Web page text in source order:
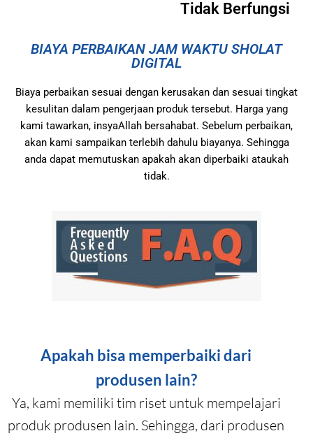
Tidak Berfungsi
BIAYA PERBAIKAN JAM WAKTU SHOLAT
DIGITAL
Biaya perbaikan sesuai dengan kerusakan dan sesuai tingkat
kesulitan dalam pengerjaan produk tersebut. Harga yang
kami tawarkan, insyaAllah bersahabat. Sebelum perbaikan,
akan kami sampaikan terlebih dahulu biayanya. Sehingga
anda dapat memutuskan apakah akan diperbaiki ataukah
tidak.
Apakah bisa memperbaiki dari
produsen lain?
Ya, kami memiliki tim riset untuk mempelajari
produk produsen lain. Sehingga, dari produsen